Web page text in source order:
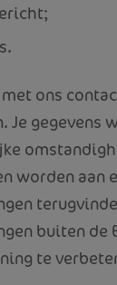
met ons
Je gegevens
worden aan
buiten de
te